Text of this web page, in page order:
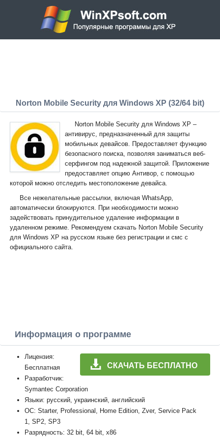
Norton Mobile Security для Windows XP (32/64 bit)
Norton Mobile Security для Windows XP –
антивирус, предназначенный для защиты
мобильных девайсов. Предоставляет функцию
безопасного поиска, позволяя заниматься веб-
серфингом под надежной защитой. Приложение
предоставляет опцию Антивор, с помощью
которой можно отследить местоположение девайса.
Все нежелательные рассылки, включая WhatsApp,
автоматически блокируются. При необходимости можно
задействовать принудительное удаление информации в
удаленном режиме. Рекомендуем скачать Norton Mobile Security
для Windows XP на русском языке без регистрации и смс с
официального сайта.
Информация о программе
СКАЧАТЬ БЕСПЛАТНО
Лицензия:
Бесплатная
Разработчик:
Symantec Corporation
Языки: русский, украинский, английский
ОС: Starter, Professional, Home Edition, Zver, Service Pack
1, SP2, SP3
Разрядность: 32 bit, 64 bit, x86